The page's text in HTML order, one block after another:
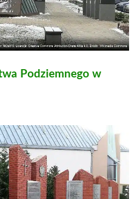
Podziemnego w